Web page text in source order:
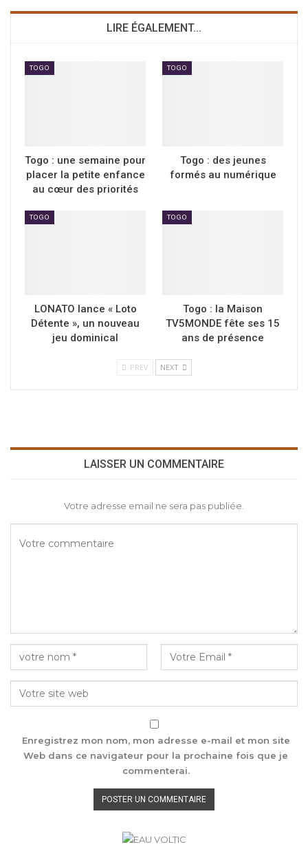
LIRE ÉGALEMENT...
TOGO
Togo : une semaine pour
placer la petite enfance
au cœur des priorités
TOGO
Togo : des jeunes
formés au numérique
TOGO
LONATO lance « Loto
Détente », un nouveau
jeu dominical
TOGO
Togo : la Maison
TV5MONDE fête ses 15
ans de présence
PREV NEXT
LAISSER UN COMMENTAIRE
Votre adresse email ne sera pas publiée.
Enregistrez mon nom, mon adresse e-mail et mon site
Web dans ce navigateur pour la prochaine fois que je
commenterai.